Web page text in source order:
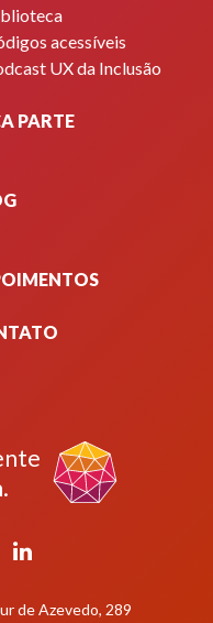
acessíveis
UX da Inclusão
PARTE
.
LinkedIn
de Azevedo, 289